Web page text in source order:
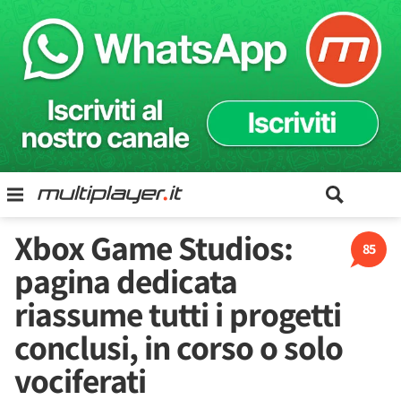
85
Xbox Game Studios:
pagina dedicata
riassume tutti i progetti
conclusi, in corso o solo
vociferati